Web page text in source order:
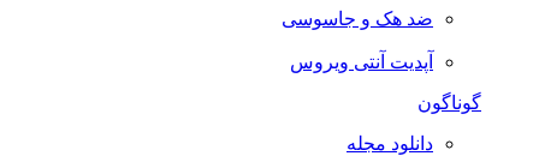
ضد هک و جاسوسی
آپدیت آنتی ویروس
گوناگون
دانلود مجله